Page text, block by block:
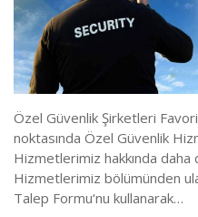
Linkler
Sınav Yerleri
ÖGG Randevu
Çıkmış Sınav Sonuları
Sınav Sonuçları(Temel)
Sınav Sonuçları(Yenileme)
İletişim
Özel Güvenlik Şirketleri
noktasında Özel Güvenlik
Hizmetlerimiz hakkında daha
Hizmetlerimiz bölümünden
Talep Formu‘nu kullanarak…